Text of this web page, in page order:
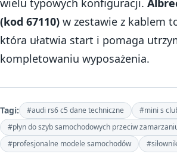
wielu typowych konfiguracji.
(kod 67110) w zestawie z kablem
która ułatwia start i pomaga
kompletowaniu wyposażenia.
Tagi: #audi rs6 c5 dane techniczne #mini s
#płyn do szyb samochodowych przeciw
#profesjonalne modele samochodów